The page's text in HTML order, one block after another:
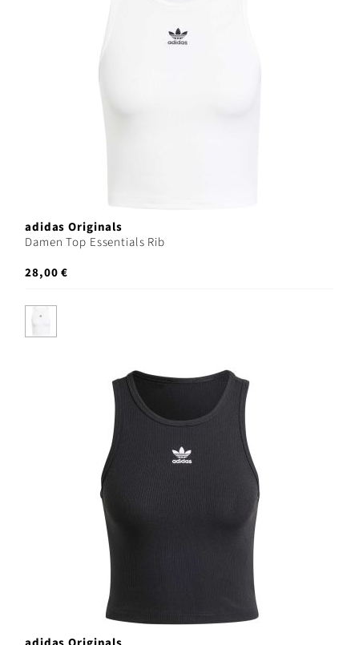
adidas Originals
Damen Top Essentials Rib
28,00 €